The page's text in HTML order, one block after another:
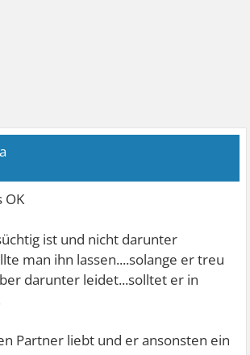
OK
ist und nicht darunter
man ihn lassen....solange er treu
darunter leidet...solltet er in
Partner liebt und er ansonsten ein